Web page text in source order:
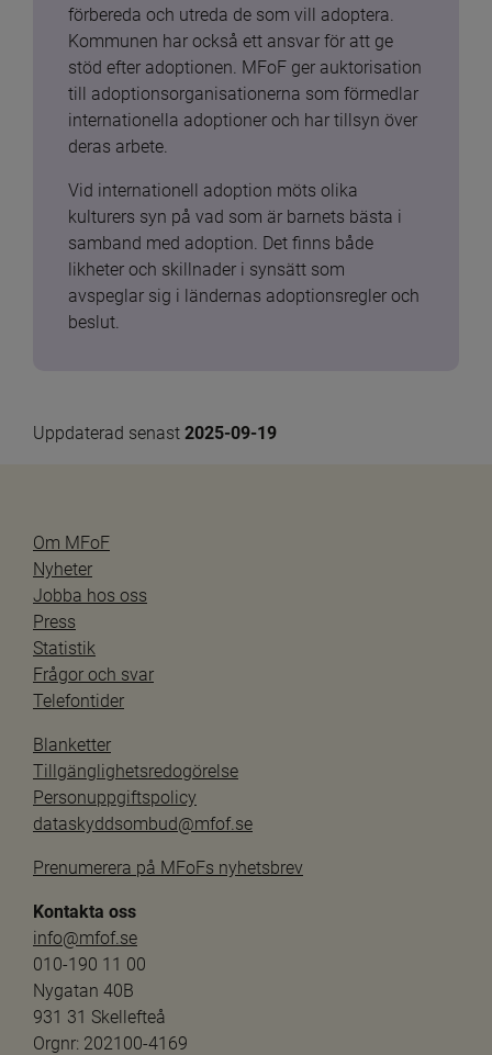
förbereda och utreda de som vill adoptera.
Kommunen har också ett ansvar för att ge
stöd efter adoptionen. MFoF ger auktorisation
till adoptionsorganisationerna som förmedlar
internationella adoptioner och har tillsyn över
deras arbete.
Vid internationell adoption möts olika
kulturers syn på vad som är barnets bästa i
samband med adoption. Det finns både
likheter och skillnader i synsätt som
avspeglar sig i ländernas adoptionsregler och
beslut.
Uppdaterad senast 2025-09-19
Om MFoF
Nyheter
Jobba hos oss
Press
Statistik
Frågor och svar
Telefontider
Blanketter
Tillgänglighetsredogörelse
Personuppgiftspolicy
dataskyddsombud@mfof.se
Prenumerera på MFoFs nyhetsbrev
Kontakta oss
info@mfof.se
010-190 11 00
Nygatan 40B
931 31 Skellefteå
Orgnr: 202100-4169